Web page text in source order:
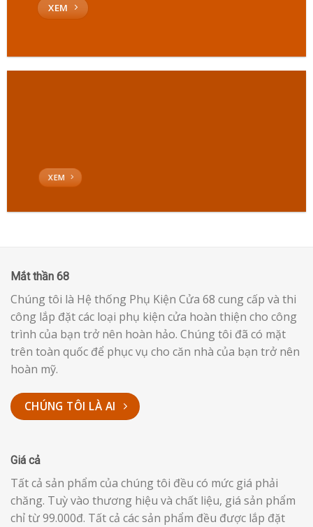
XEM
XEM
Mắt thần 68
Chúng tôi là Hệ thống Phụ Kiện Cửa 68 cung cấp và thi
công lắp đặt các loại phụ kiện cửa hoàn thiện cho công
trình của bạn trở nên hoàn hảo. Chúng tôi đã có mặt
trên toàn quốc để phục vụ cho căn nhà của bạn trở nên
hoàn mỹ.
CHÚNG TÔI LÀ AI
Giá cả
Tất cả sản phẩm của chúng tôi đều có mức giá phải
chăng. Tuỳ vào thương hiệu và chất liệu, giá sản phẩm
chỉ từ 99.000đ. Tất cả các sản phẩm đều được lắp đặt